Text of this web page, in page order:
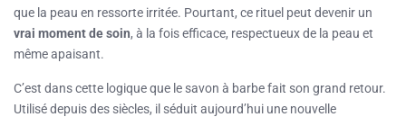
que la peau en ressorte irritée. Pourtant, ce rituel peut devenir un
vrai moment de soin, à la fois efficace, respectueux de la peau et
même apaisant.
C’est dans cette logique que le savon à barbe fait son grand retour.
Utilisé depuis des siècles, il séduit aujourd’hui une nouvelle